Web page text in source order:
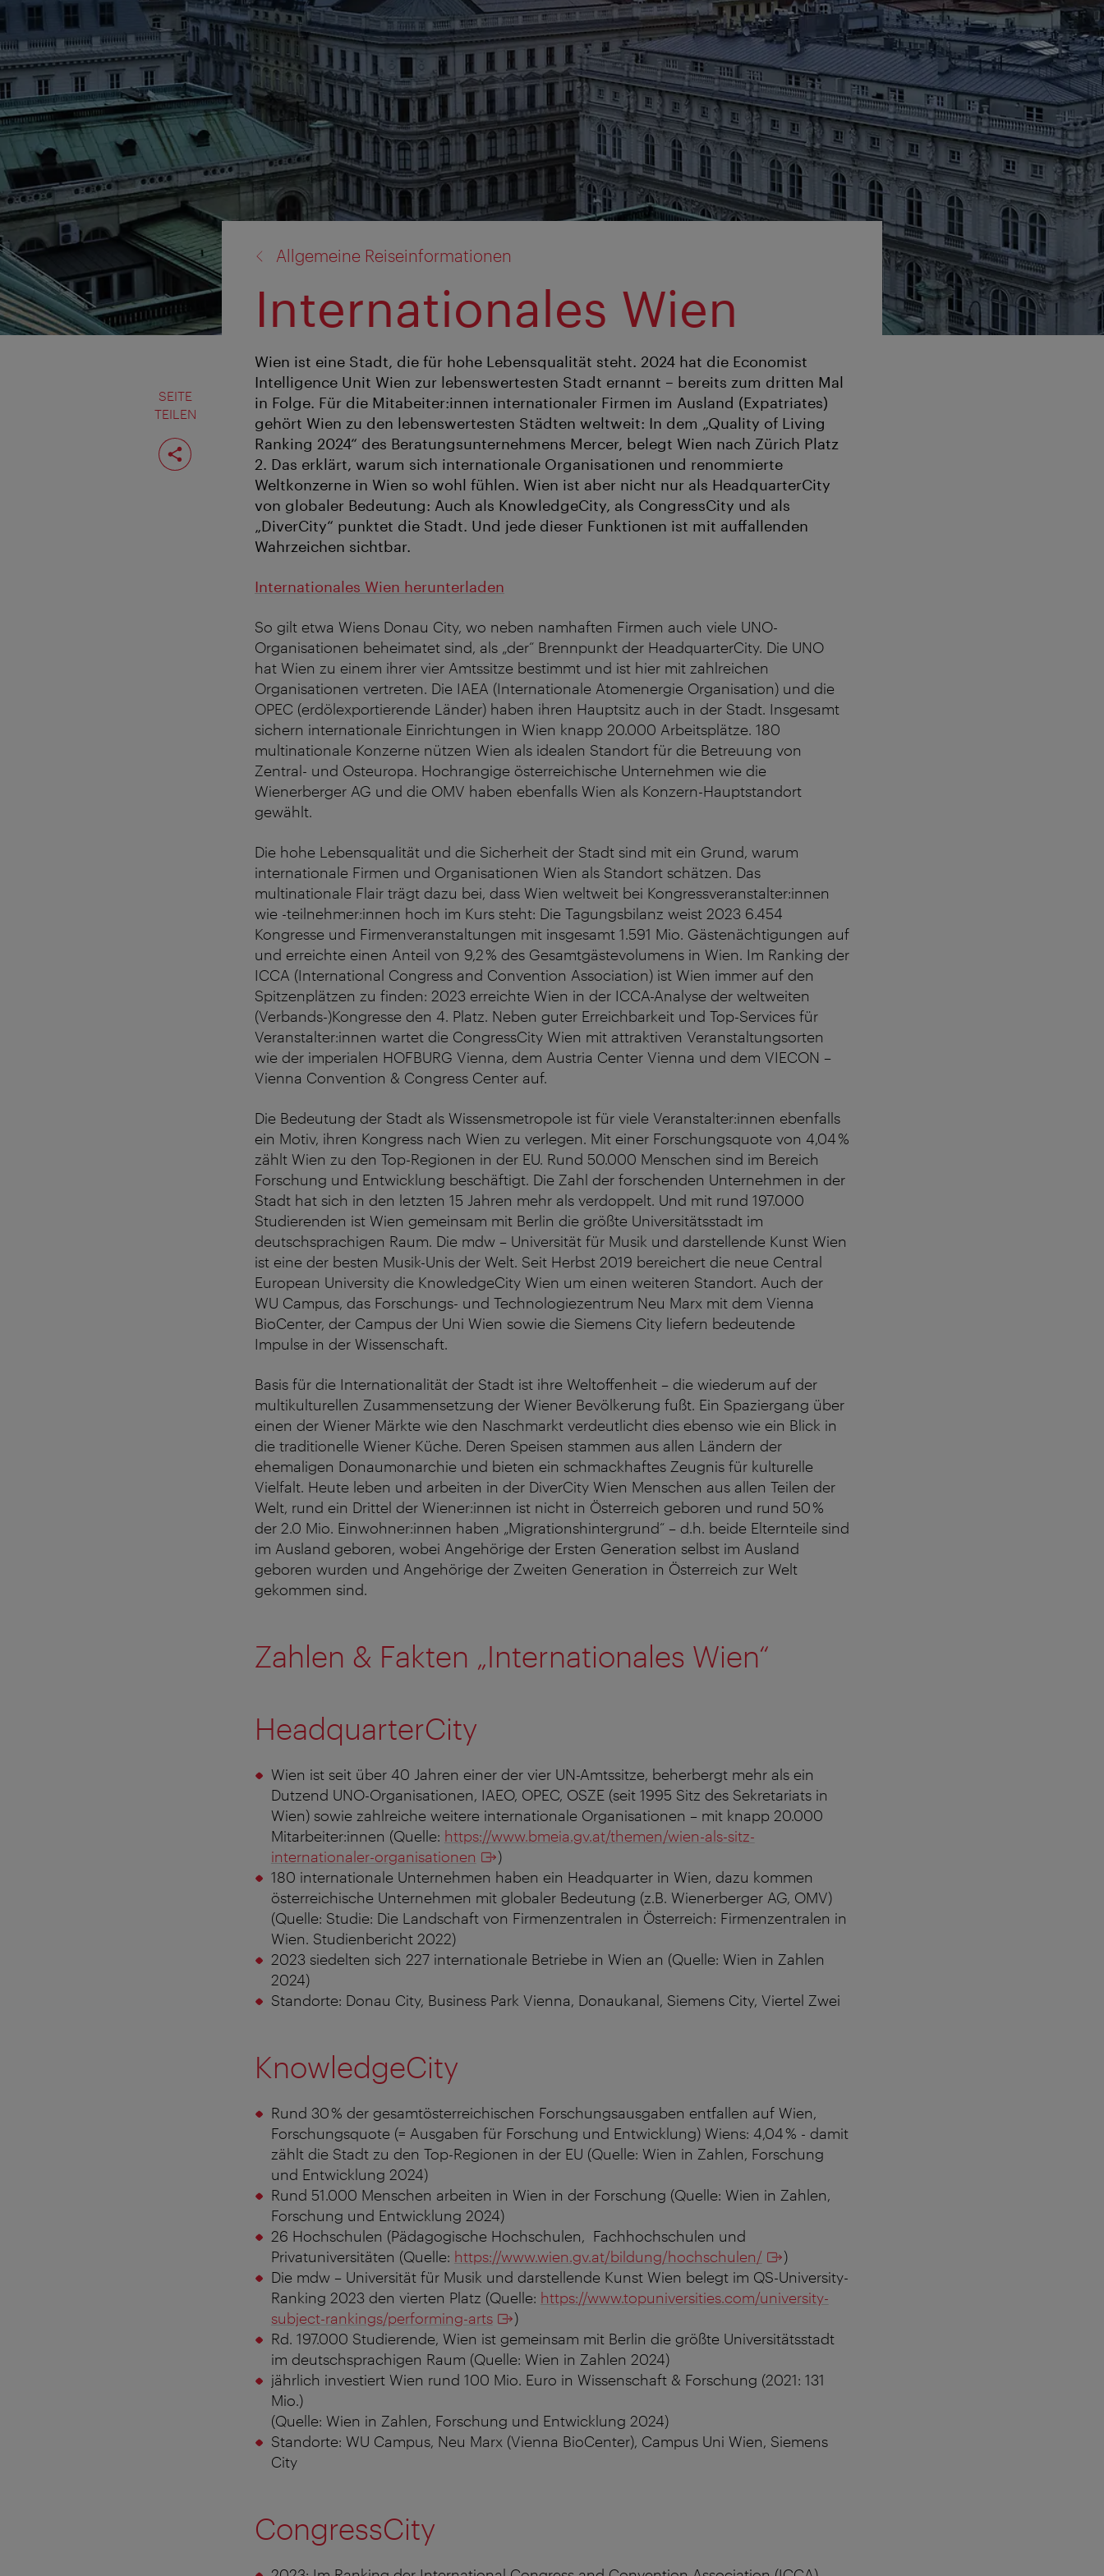
SEITE
TEILEN
Seite
teilen
Allgemeine Reiseinformationen
Internationales Wien
Wien ist eine Stadt, die für hohe Lebensqualität steht. 2024 hat die Economist
Intelligence Unit Wien zur lebenswertesten Stadt ernannt – bereits zum dritten Mal
in Folge. Für die Mitabeiter:innen internationaler Firmen im Ausland (Expatriates)
gehört Wien zu den lebenswertesten Städten weltweit: In dem „Quality of Living
Ranking 2024“ des Beratungsunternehmens Mercer, belegt Wien nach Zürich Platz
2. Das erklärt, warum sich internationale Organisationen und renommierte
Weltkonzerne in Wien so wohl fühlen. Wien ist aber nicht nur als HeadquarterCity
von globaler Bedeutung: Auch als KnowledgeCity, als CongressCity und als
„DiverCity“ punktet die Stadt. Und jede dieser Funktionen ist mit auffallenden
Wahrzeichen sichtbar.
Internationales Wien herunterladen
So gilt etwa Wiens Donau City, wo neben namhaften Firmen auch viele UNO-
Organisationen beheimatet sind, als „der“ Brennpunkt der HeadquarterCity. Die UNO
hat Wien zu einem ihrer vier Amtssitze bestimmt und ist hier mit zahlreichen
Organisationen vertreten. Die IAEA (Internationale Atomenergie Organisation) und die
OPEC (erdölexportierende Länder) haben ihren Hauptsitz auch in der Stadt. Insgesamt
sichern internationale Einrichtungen in Wien knapp 20.000 Arbeitsplätze. 180
multinationale Konzerne nützen Wien als idealen Standort für die Betreuung von
Zentral- und Osteuropa. Hochrangige österreichische Unternehmen wie die
Wienerberger AG und die OMV haben ebenfalls Wien als Konzern-Hauptstandort
gewählt.
Die hohe Lebensqualität und die Sicherheit der Stadt sind mit ein Grund, warum
internationale Firmen und Organisationen Wien als Standort schätzen. Das
multinationale Flair trägt dazu bei, dass Wien weltweit bei Kongressveranstalter:innen
wie -teilnehmer:innen hoch im Kurs steht: Die Tagungsbilanz weist 2023 6.454
Kongresse und Firmenveranstaltungen mit insgesamt 1.591 Mio. Gästenächtigungen auf
und erreichte einen Anteil von 9,2 % des Gesamtgästevolumens in Wien. Im Ranking der
ICCA (International Congress and Convention Association) ist Wien immer auf den
Spitzenplätzen zu finden: 2023 erreichte Wien in der ICCA-Analyse der weltweiten
(Verbands-)Kongresse den 4. Platz. Neben guter Erreichbarkeit und Top-Services für
Veranstalter:innen wartet die CongressCity Wien mit attraktiven Veranstaltungsorten
wie der imperialen HOFBURG Vienna, dem Austria Center Vienna und dem VIECON –
Vienna Convention & Congress Center auf.
Die Bedeutung der Stadt als Wissensmetropole ist für viele Veranstalter:innen ebenfalls
ein Motiv, ihren Kongress nach Wien zu verlegen. Mit einer Forschungsquote von 4,04 %
zählt Wien zu den Top-Regionen in der EU. Rund 50.000 Menschen sind im Bereich
Forschung und Entwicklung beschäftigt. Die Zahl der forschenden Unternehmen in der
Stadt hat sich in den letzten 15 Jahren mehr als verdoppelt. Und mit rund 197.000
Studierenden ist Wien gemeinsam mit Berlin die größte Universitätsstadt im
deutschsprachigen Raum. Die mdw – Universität für Musik und darstellende Kunst Wien
ist eine der besten Musik-Unis der Welt. Seit Herbst 2019 bereichert die neue Central
European University die KnowledgeCity Wien um einen weiteren Standort. Auch der
WU Campus, das Forschungs- und Technologiezentrum Neu Marx mit dem Vienna
BioCenter, der Campus der Uni Wien sowie die Siemens City liefern bedeutende
Impulse in der Wissenschaft.
Basis für die Internationalität der Stadt ist ihre Weltoffenheit – die wiederum auf der
multikulturellen Zusammensetzung der Wiener Bevölkerung fußt. Ein Spaziergang über
einen der Wiener Märkte wie den Naschmarkt verdeutlicht dies ebenso wie ein Blick in
die traditionelle Wiener Küche. Deren Speisen stammen aus allen Ländern der
ehemaligen Donaumonarchie und bieten ein schmackhaftes Zeugnis für kulturelle
Vielfalt. Heute leben und arbeiten in der DiverCity Wien Menschen aus allen Teilen der
Welt, rund ein Drittel der Wiener:innen ist nicht in Österreich geboren und rund 50 %
der 2.0 Mio. Einwohner:innen haben „Migrationshintergrund“ – d.h. beide Elternteile sind
im Ausland geboren, wobei Angehörige der Ersten Generation selbst im Ausland
geboren wurden und Angehörige der Zweiten Generation in Österreich zur Welt
gekommen sind.
Zahlen & Fakten „Internationales Wien“
HeadquarterCity
Wien ist seit über 40 Jahren einer der vier UN-Amtssitze, beherbergt mehr als ein
Dutzend UNO-Organisationen, IAEO, OPEC, OSZE (seit 1995 Sitz des Sekretariats in
Wien) sowie zahlreiche weitere internationale Organisationen – mit knapp 20.000
Mitarbeiter:innen (Quelle: https://www.bmeia.gv.at/themen/wien-als-sitz-
internationaler-organisationen
)
180 internationale Unternehmen haben ein Headquarter in Wien, dazu kommen
österreichische Unternehmen mit globaler Bedeutung (z.B. Wienerberger AG, OMV)
(Quelle: Studie: Die Landschaft von Firmenzentralen in Österreich: Firmenzentralen in
Wien. Studienbericht 2022)
2023 siedelten sich 227 internationale Betriebe in Wien an (Quelle: Wien in Zahlen
2024)
Standorte: Donau City, Business Park Vienna, Donaukanal, Siemens City, Viertel Zwei
KnowledgeCity
Rund 30 % der gesamtösterreichischen Forschungsausgaben entfallen auf Wien,
Forschungsquote (= Ausgaben für Forschung und Entwicklung) Wiens: 4,04 % - damit
zählt die Stadt zu den Top-Regionen in der EU (Quelle: Wien in Zahlen, Forschung
und Entwicklung 2024)
Rund 51.000 Menschen arbeiten in Wien in der Forschung (Quelle: Wien in Zahlen,
Forschung und Entwicklung 2024)
26 Hochschulen (Pädagogische Hochschulen, Fachhochschulen und
Privatuniversitäten (Quelle: https://www.wien.gv.at/bildung/hochschulen/
)
Die mdw – Universität für Musik und darstellende Kunst Wien belegt im QS-University-
Ranking 2023 den vierten Platz (Quelle: https://www.topuniversities.com/university-
subject-rankings/performing-arts
)
Rd. 197.000 Studierende, Wien ist gemeinsam mit Berlin die größte Universitätsstadt
im deutschsprachigen Raum (Quelle: Wien in Zahlen 2024)
jährlich investiert Wien rund 100 Mio. Euro in Wissenschaft & Forschung (2021: 131
Mio.)
(Quelle: Wien in Zahlen, Forschung und Entwicklung 2024)
Standorte: WU Campus, Neu Marx (Vienna BioCenter), Campus Uni Wien, Siemens
City
CongressCity